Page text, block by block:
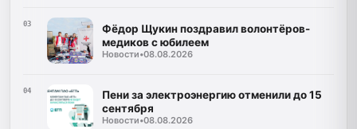
03
Фёдор Щукин поздравил волонтёров-
медиков с юбилеем
Новости•08.08.2026
04
Пени за электроэнергию отменили до 15
сентября
Новости•08.08.2026